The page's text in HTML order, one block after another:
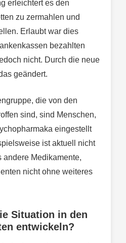
erleichtert es den
zu zermahlen und
Erlaubt war dies
bezahlten
nicht. Durch die neue
geändert.
die von den
sind, sind Menschen,
eingestellt
ist aktuell nicht
andere Medikamente,
nicht ohne weiteres
Situation in den
entwickeln?